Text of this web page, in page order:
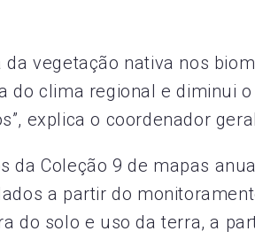
da vegetação nativa nos
do clima regional e diminui
explica o coordenador
da Coleção 9 de mapas
a partir do
do solo e uso da terra, a